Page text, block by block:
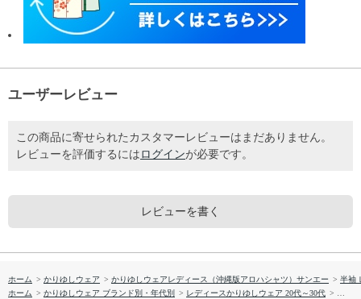
ユーザーレビュー
この商品に寄せられたカスタマーレビューはまだありません。
レビューを評価するには ログインが必要です。
レビューを書く
ホーム > かりゆしウェア > かりゆしウェアレディース（沖縄版アロハシャツ）サンエー > 半袖
ホーム > かりゆしウェア ブランド別・年代別 > レディースかりゆしウェア 20代～30代